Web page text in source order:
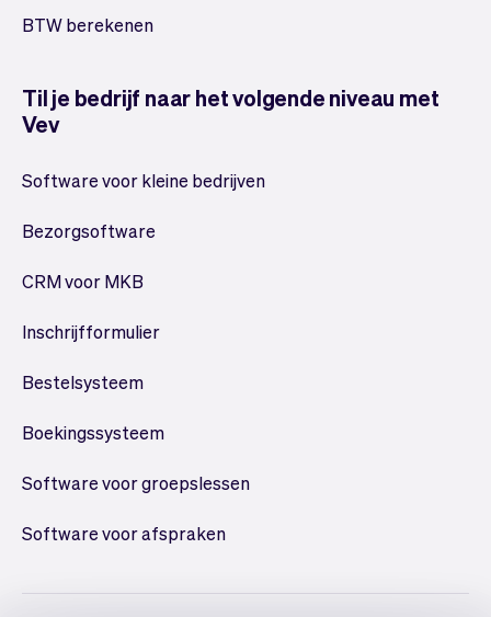
BTW berekenen
Til je bedrijf naar het volgende niveau met
Vev
Software voor kleine bedrijven
Bezorgsoftware
CRM voor MKB
Inschrijfformulier
Bestelsysteem
Boekingssysteem
Software voor groepslessen
Software voor afspraken